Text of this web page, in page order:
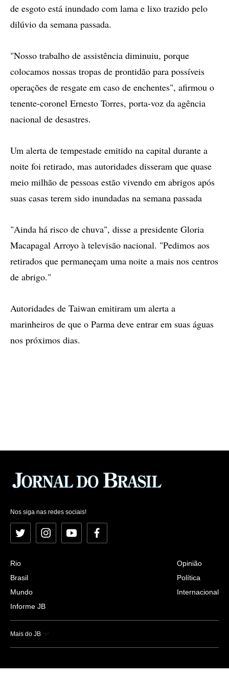
de esgoto está inundado com lama e lixo trazido pelo
dilúvio da semana passada.
"Nosso trabalho de assistência diminuiu, porque
colocamos nossas tropas de prontidão para possíveis
operações de resgate em caso de enchentes", afirmou o
tenente-coronel Ernesto Torres, porta-voz da agência
nacional de desastres.
Um alerta de tempestade emitido na capital durante a
noite foi retirado, mas autoridades disseram que quase
meio milhão de pessoas estão vivendo em abrigos após
suas casas terem sido inundadas na semana passada
"Ainda há risco de chuva", disse a presidente Gloria
Macapagal Arroyo à televisão nacional. "Pedimos aos
retirados que permaneçam uma noite a mais nos centros
de abrigo."
Autoridades de Taiwan emitiram um alerta a
marinheiros de que o Parma deve entrar em suas águas
nos próximos dias.
Nos siga nas redes sociais!
Twitter InstagramYouTubeFacebook
Rio
Brasil
Mundo
Informe JB
Opinião
Política
Internacional
Mais do JB
Esportes